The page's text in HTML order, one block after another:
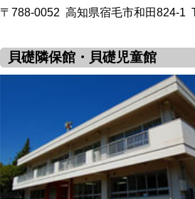
〒788-0052 高知県宿毛市和田824-1
貝礎隣保館・貝礎児童館